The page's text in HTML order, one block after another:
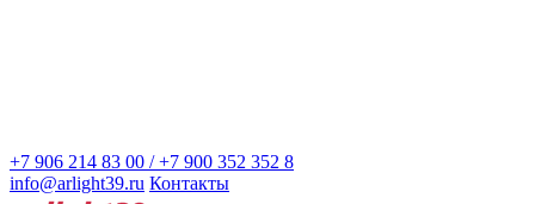
+7 906 214 83 00 / +7 900 352 352 8
info@arlight39.ru Контакты